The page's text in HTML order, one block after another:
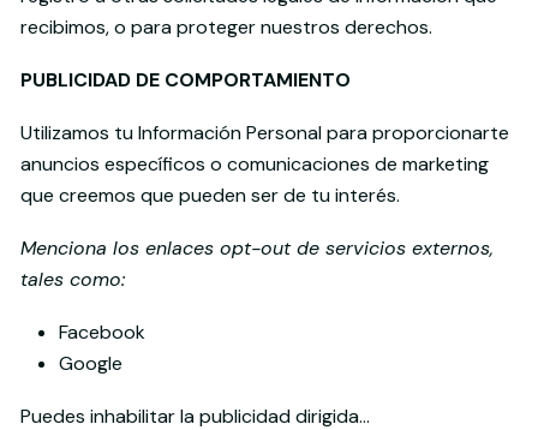
recibimos, o para proteger nuestros derechos.
PUBLICIDAD DE COMPORTAMIENTO
Utilizamos tu Información Personal para proporcionarte
anuncios específicos o comunicaciones de marketing
que creemos que pueden ser de tu interés.
Menciona los enlaces opt-out de servicios externos,
tales como:
Facebook
Google
Puedes inhabilitar la publicidad dirigida...